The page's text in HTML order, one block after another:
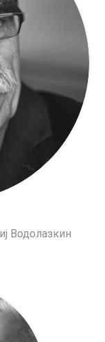
Водолазкин